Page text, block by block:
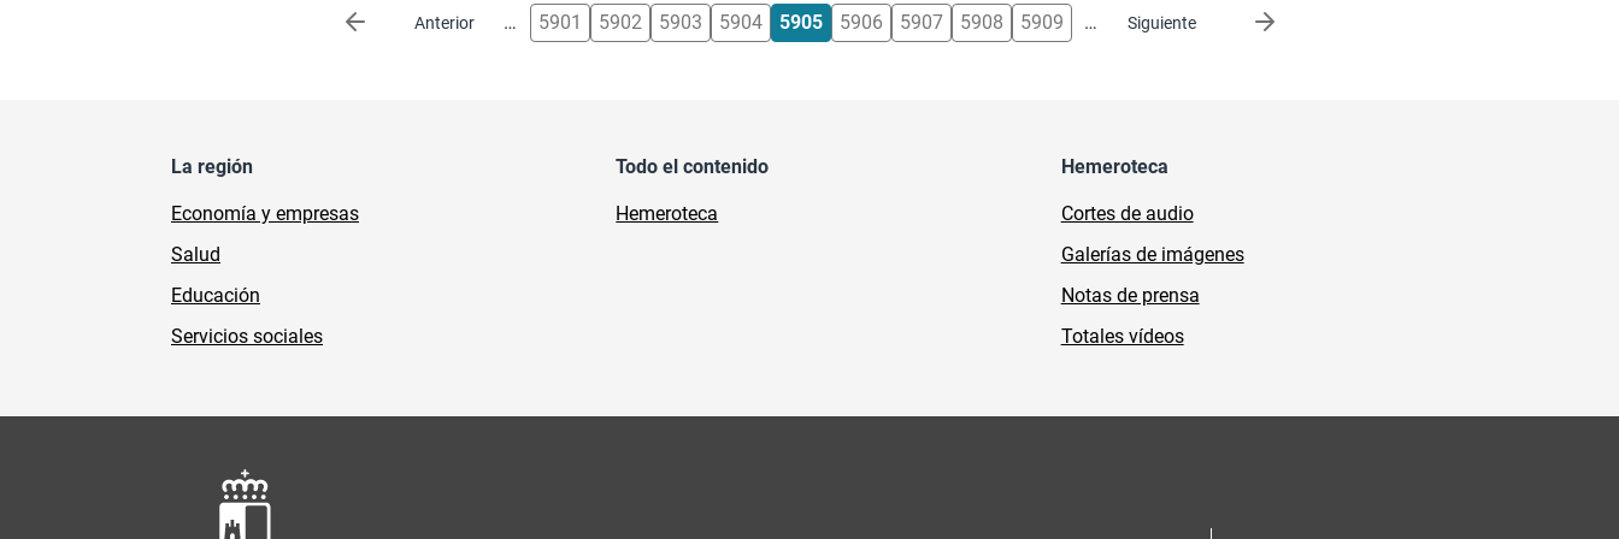
Anterior
Página anterior … 5901 5902 5903 5904 5905 5906 5907 5908 5909 … Siguiente
Siguiente página
La región
Economía y empresas
Salud
Educación
Servicios sociales
Todo el contenido
Hemeroteca
Hemeroteca
Cortes de audio
Galerías de imágenes
Notas de prensa
Totales vídeos